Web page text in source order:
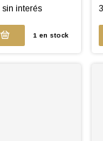
sin interés
1en stock
3